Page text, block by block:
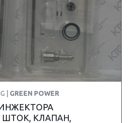
| GREEN POWER
ШТОК, КЛАПАН,